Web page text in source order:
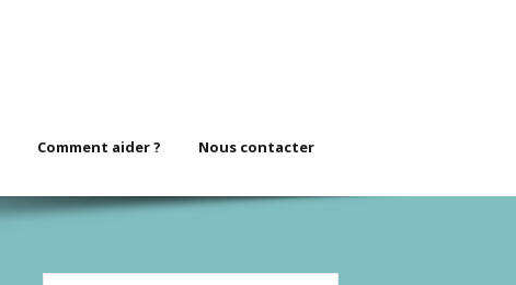
Comment aider ? Nous contacter